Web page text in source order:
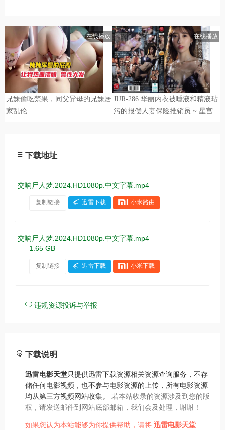
下载地址
交响尸人梦.2024.HD1080p.中文字幕.mp4
复制链接 迅雷下载 小米路由
交响尸人梦.2024.HD1080p.中文字幕.mp4
1.65 GB
复制链接 迅雷下载 小米下载
违规资源投诉与举报
下载说明
迅雷电影天堂只提供迅雷下载资源相关资源查询服务，不存
储任何电影视频，也不参与电影资源的上传，所有电影资源
均从第三方视频网站收集。 若本站收录的资源涉及到您的版
权，请发送邮件到网站底部邮箱，我们会及处理，谢谢！
如果您认为本站能够为你提供帮助，请将 迅雷电影天堂